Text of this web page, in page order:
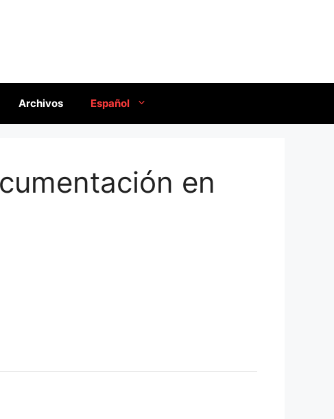
Archivos Español
en